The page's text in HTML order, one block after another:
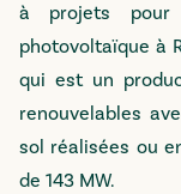
à projets pour
photovoltaïque à
qui est un
renouvelables
sol réalisées ou
de 143 MW.